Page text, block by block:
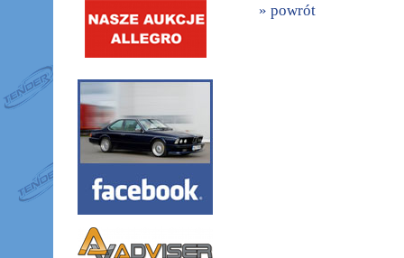
» powrót